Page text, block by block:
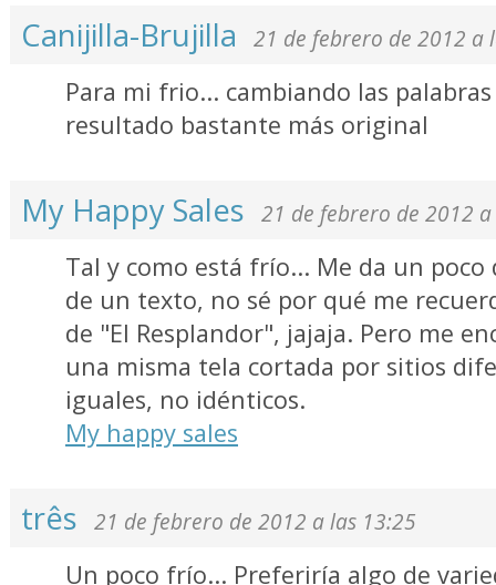
Canijilla-Brujilla 21 de febrero de 2012 a
Para mi frio... cambiando las
resultado bastante más original
My Happy Sales 21 de febrero de 2012
Tal y como está frío... Me da un
de un texto, no sé por qué me
de "El Resplandor", jajaja. Pero me
una misma tela cortada por sitios
iguales, no idénticos.
My happy sales
três 21 de febrero de 2012 a las 13:25
Un poco frío... Preferiría algo de